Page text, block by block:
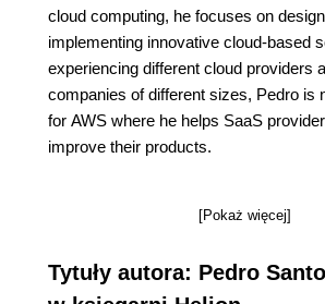
cloud computing, he focuses on
implementing innovative cloud-based
experiencing different cloud providers
companies of different sizes, Pedro is
for AWS where he helps SaaS
improve their products.
[Pokaż więcej]
Tytuły autora: Pedro